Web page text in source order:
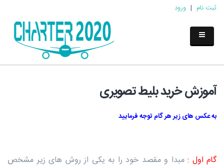
ثبت نام | ورود
آموزش خرید بلیط تصویری
به عکس های زیر هر گام توجه فرمایید
گام اول : مبدا و مقصد خود را به یکی از روش های زیر مشخص